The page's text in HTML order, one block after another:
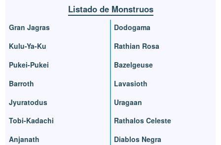
Listado de Monstruos
Gran Jagras
Kulu-Ya-Ku
Pukei-Pukei
Barroth
Jyuratodus
Tobi-Kadachi
Anjanath
Dodogama
Rathian Rosa
Bazelgeuse
Lavasioth
Uragaan
Rathalos Celeste
Diablos Negra